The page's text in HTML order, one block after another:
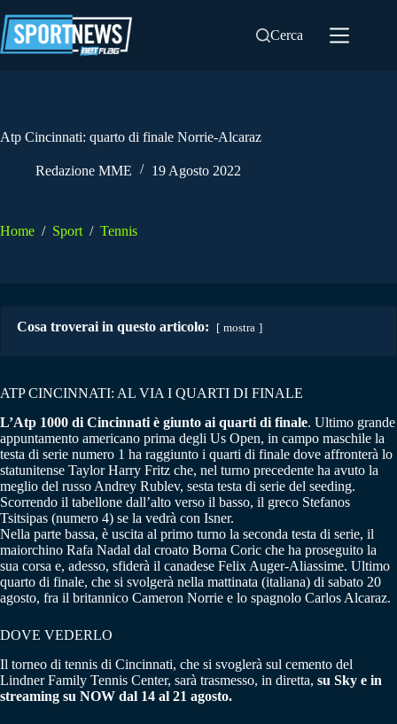
al
contenuto
Cerca
Atp Cincinnati: quarto di finale Norrie-Alcaraz
Redazione MME 19 Agosto 2022
Home / Sport / Tennis
Cosa troverai in questo articolo: mostra
ATP CINCINNATI: AL VIA I QUARTI DI FINALE
L’Atp 1000 di Cincinnati è giunto ai quarti di finale. Ultimo grande
appuntamento americano prima degli Us Open, in campo maschile la
testa di serie numero 1 ha raggiunto i quarti di finale dove affronterà lo
statunitense Taylor Harry Fritz che, nel turno precedente ha avuto la
meglio del russo Andrey Rublev, sesta testa di serie del seeding.
Scorrendo il tabellone dall’alto verso il basso, il greco Stefanos
Tsitsipas (numero 4) se la vedrà con Isner.
Nella parte bassa, è uscita al primo turno la seconda testa di serie, il
maiorchino Rafa Nadal dal croato Borna Coric che ha proseguito la
sua corsa e, adesso, sfiderà il canadese Felix Auger-Aliassime. Ultimo
quarto di finale, che si svolgerà nella mattinata (italiana) di sabato 20
agosto, fra il britannico Cameron Norrie e lo spagnolo Carlos Alcaraz.
DOVE VEDERLO
Il torneo di tennis di Cincinnati, che si svoglerà sul cemento del
Lindner Family Tennis Center, sarà trasmesso, in diretta, su Sky e in
streaming su NOW dal 14 al 21 agosto.